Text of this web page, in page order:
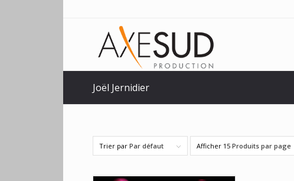
Joël Jernidier
Trier par Par défaut Afficher 15 Produits par page